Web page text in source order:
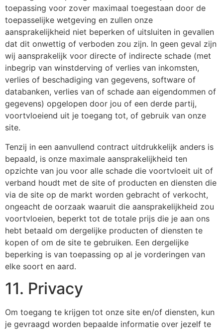
toepassing voor zover maximaal toegestaan door de
toepasselijke wetgeving en zullen onze
aansprakelijkheid niet beperken of uitsluiten in gevallen
dat dit onwettig of verboden zou zijn. In geen geval zijn
wij aansprakelijk voor directe of indirecte schade (met
inbegrip van winstderving of verlies van inkomsten,
verlies of beschadiging van gegevens, software of
databanken, verlies van of schade aan eigendommen of
gegevens) opgelopen door jou of een derde partij,
voortvloeiend uit je toegang tot, of gebruik van onze
site.
Tenzij in een aanvullend contract uitdrukkelijk anders is
bepaald, is onze maximale aansprakelijkheid ten
opzichte van jou voor alle schade die voortvloeit uit of
verband houdt met de site of producten en diensten die
via de site op de markt worden gebracht of verkocht,
ongeacht de oorzaak waaruit die aansprakelijkheid zou
voortvloeien, beperkt tot de totale prijs die je aan ons
hebt betaald om dergelijke producten of diensten te
kopen of om de site te gebruiken. Een dergelijke
beperking is van toepassing op al je vorderingen van
elke soort en aard.
11. Privacy
Om toegang te krijgen tot onze site en/of diensten, kun
je gevraagd worden bepaalde informatie over jezelf te